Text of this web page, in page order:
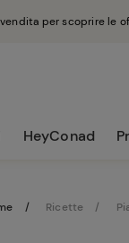
per scoprire le
HeyConad
Ricette